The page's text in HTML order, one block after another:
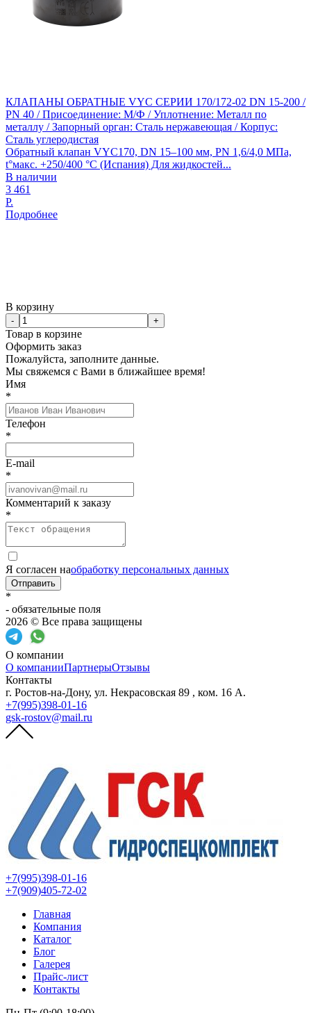
КЛАПАНЫ ОБРАТНЫЕ VYC СЕРИИ 170/172-02 DN 15-200 /
PN 40 / Присоединение: М/Ф / Уплотнение: Металл по
металлу / Запорный орган: Сталь нержавеющая / Корпус:
Сталь углеродистая
Обратный клапан VYC170, DN 15–100 мм, PN 1,6/4,0 МПа,
t°макс. +250/400 °С (Испания) Для жидкостей...
В наличии
3 461
Р.
Подробнее
В корзину
- +
Товар в корзине
Оформить заказ
Пожалуйста, заполните данные.
Мы свяжемся с Вами в ближайшее время!
Имя
*
Телефон
*
E-mail
*
Комментарий к заказу
*
Я согласен наобработку персональных данных
Отправить
*
- обязательные поля
2026 © Все права защищены
О компании
О компанииПартнерыОтзывы
Контакты
г. Ростов-на-Дону, ул. Некрасовская 89 , ком. 16 А.
+7(995)398-01-16
gsk-rostov@mail.ru
+7(995)398-01-16
+7(909)405-72-02
Главная
Компания
Каталог
Блог
Галерея
Прайс-лист
Контакты